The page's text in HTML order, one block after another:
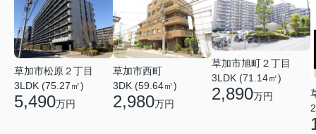
草加市松原２丁目
3LDK (75.27㎡)
5,490万円
草加市西町
3DK (59.64㎡)
2,980万円
草加市旭町２丁目
3LDK (71.14㎡)
2,890万円